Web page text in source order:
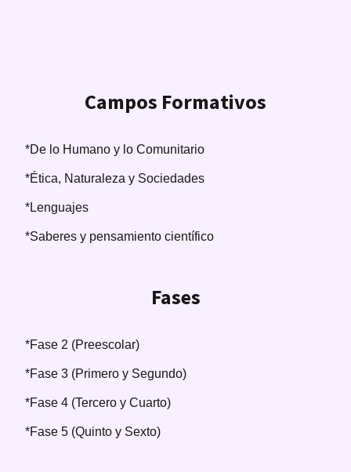
Campos Formativos
*De lo Humano y lo Comunitario
*Ética, Naturaleza y Sociedades
*Lenguajes
*Saberes y pensamiento científico
Fases
*Fase 2 (Preescolar)
*Fase 3 (Primero y Segundo)
*Fase 4 (Tercero y Cuarto)
*Fase 5 (Quinto y Sexto)